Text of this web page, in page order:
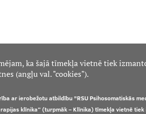
ka šajā tīmekļa vietnē tiek
(angļu val. "cookies").
ar ierobežotu atbildību "RSU Psihosomatiskās
klīnika” (turpmāk – Klīnika) tīmekļa vietnē tiek